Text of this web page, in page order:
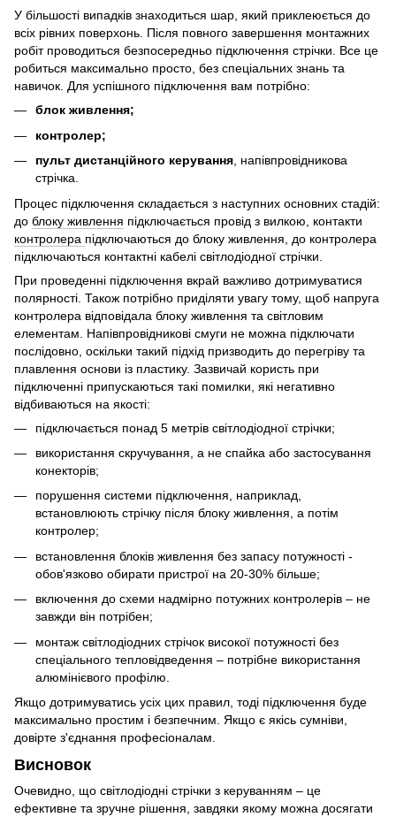
У більшості випадків знаходиться шар, який приклеюється до
всіх рівних поверхонь. Після повного завершення монтажних
робіт проводиться безпосередньо підключення стрічки. Все це
робиться максимально просто, без спеціальних знань та
навичок. Для успішного підключення вам потрібно:
блок живлення;
контролер;
пульт дистанційного керування , напівпровідникова
стрічка.
Процес підключення складається з наступних основних стадій:
до блоку живлення підключається провід з вилкою, контакти
контролера підключаються до блоку живлення, до контролера
підключаються контактні кабелі світлодіодної стрічки.
При проведенні підключення вкрай важливо дотримуватися
полярності. Також потрібно приділяти увагу тому, щоб напруга
контролера відповідала блоку живлення та світловим
елементам. Напівпровідникові смуги не можна підключати
послідовно, оскільки такий підхід призводить до перегріву та
плавлення основи із пластику. Зазвичай користь при
підключенні припускаються такі помилки, які негативно
відбиваються на якості:
підключається понад 5 метрів світлодіодної стрічки;
використання скручування, а не спайка або застосування
конекторів;
порушення системи підключення, наприклад,
встановлюють стрічку після блоку живлення, а потім
контролер;
встановлення блоків живлення без запасу потужності -
обов'язково обирати пристрої на 20-30% більше;
включення до схеми надмірно потужних контролерів – не
завжди він потрібен;
монтаж світлодіодних стрічок високої потужності без
спеціального тепловідведення – потрібне використання
алюмінієвого профілю.
Якщо дотримуватись усіх цих правил, тоді підключення буде
максимально простим і безпечним. Якщо є якісь сумніви,
довірте з'єднання професіоналам.
Висновок
Очевидно, що світлодіодні стрічки з керуванням – це
ефективне та зручне рішення, завдяки якому можна досягати